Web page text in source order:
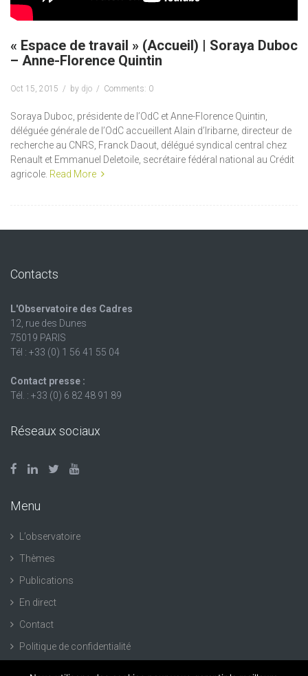
« Espace de travail » (Accueil) | Soraya Duboc
– Anne-Florence Quintin
Oct 15, 2015 by djo Comments: 0
Soraya Duboc, présidente de l’OdC et Anne-Florence Quintin,
déléguée générale de l’OdC accueillent Alain d’Iribarne, directeur de
recherche au CNRS, Franck Daout, délégué syndical central chez
Renault et Emmanuel Deletoile, secrétaire fédéral national au Crédit
agricole. Read More
Contacts
L'Observatoire des Cadres
12, rue des Dunes
75019 PARIS
Tél : +33 (0) 1 56 41 55 04
Contact presse :
Tél. : +33 (0) 6 82 48 91 89
Réseaux sociaux
Menu
L’observatoire
Thèmes
Publications
En direct
Contact
Politique de confidentialité